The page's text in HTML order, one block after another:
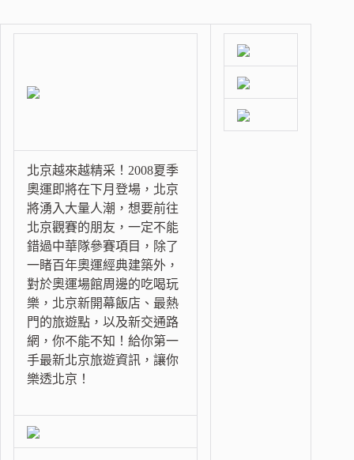
北京越來越精采！2008夏季
奧運即將在下月登場，北京
將湧入大量人潮，想要前往
北京觀賽的朋友，一定不能
錯過中華隊參賽項目，除了
一睹百年奧運經典建築外，
對於奧運場館周邊的吃喝玩
樂，北京新開幕飯店、最熱
門的旅遊點，以及新交通路
網，你不能不知！給你第一
手最新北京旅遊資訊，讓你
樂透北京！